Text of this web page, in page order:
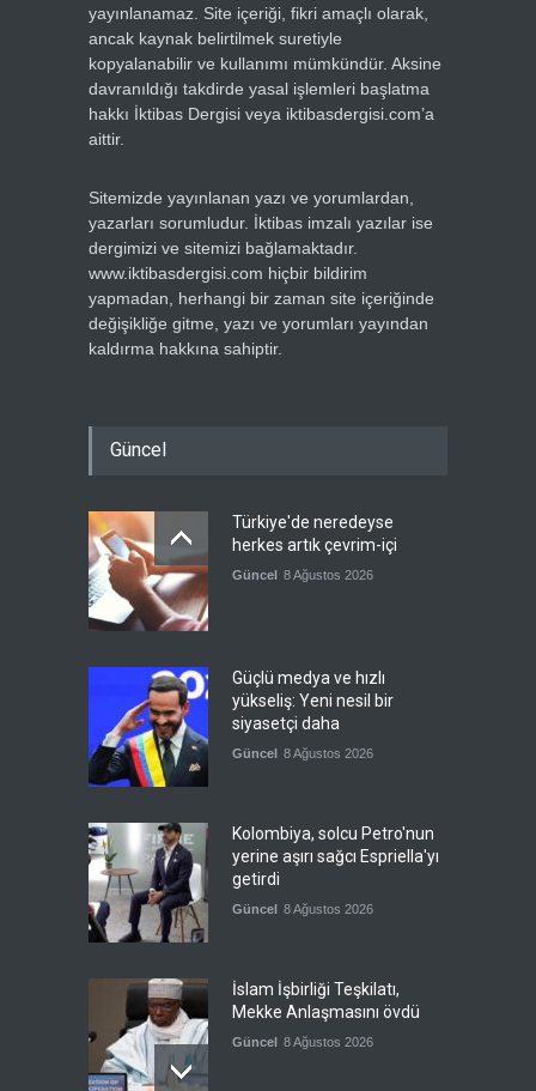
yayınlanamaz. Site içeriği, fikri amaçlı olarak,
ancak kaynak belirtilmek suretiyle
kopyalanabilir ve kullanımı mümkündür. Aksine
davranıldığı takdirde yasal işlemleri başlatma
hakkı İktibas Dergisi veya iktibasdergisi.com’a
aittir.
Sitemizde yayınlanan yazı ve yorumlardan,
yazarları sorumludur. İktibas imzalı yazılar ise
dergimizi ve sitemizi bağlamaktadır.
www.iktibasdergisi.com hiçbir bildirim
yapmadan, herhangi bir zaman site içeriğinde
değişikliğe gitme, yazı ve yorumları yayından
kaldırma hakkına sahiptir.
Güncel
Türkiye'de neredeyse
herkes artık çevrim-içi
Güncel 8 Ağustos 2026
Güçlü medya ve hızlı
yükseliş: Yeni nesil bir
siyasetçi daha
Güncel 8 Ağustos 2026
Kolombiya, solcu Petro'nun
yerine aşırı sağcı Espriella'yı
getirdi
Güncel 8 Ağustos 2026
İslam İşbirliği Teşkilatı,
Mekke Anlaşmasını övdü
Güncel 8 Ağustos 2026